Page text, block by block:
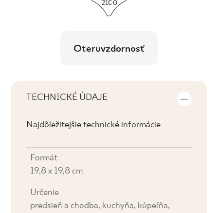
Oteruvzdornosť
TECHNICKÉ ÚDAJE
Najdôležitejšie technické informácie
Formát
19,8 x 19,8 cm
Určenie
predsieň a chodba, kuchyňa, kúpeľňa,